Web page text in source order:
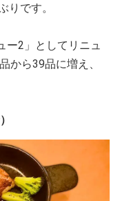
りです。
ー2」としてリニュ
から39品に増え、